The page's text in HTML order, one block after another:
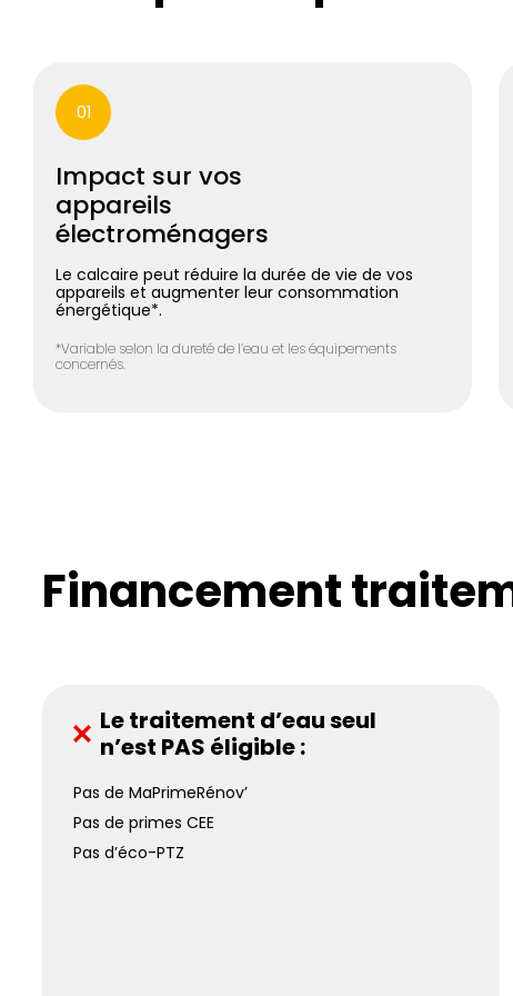
01
Impact sur vos
appareils
électroménagers
Le calcaire peut réduire la durée de vie de vos
appareils et augmenter leur consommation
énergétique*.
*Variable selon la dureté de l’eau et les équipements
concernés.
Financement
Le traitement d’eau seul
n’est PAS éligible :
Pas de MaPrimeRénov’
Pas de primes CEE
Pas d’éco-PTZ